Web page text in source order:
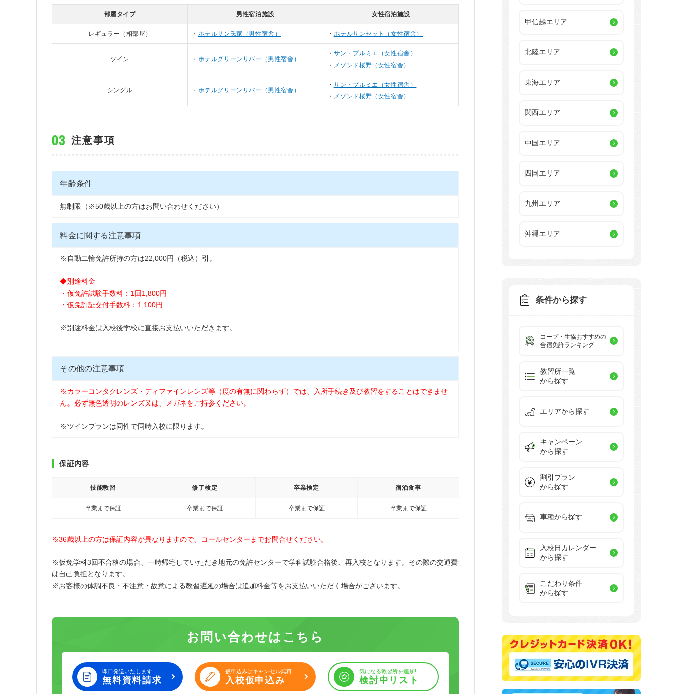
部屋タイプ 男性宿泊施設 女性宿泊施設
レギュラー（相部屋） ホテルサン氏家（男性宿舎） ホテルサンセット（女性宿舎）
ツイン ホテルグリーンリバー（男性宿舎）
サン・プルミエ（女性宿舎）
メゾンド桜野（女性宿舎）
シングル ホテルグリーンリバー（男性宿舎）
サン・プルミエ（女性宿舎）
メゾンド桜野（女性宿舎）
注意事項
年齢条件
無制限（※50歳以上の方はお問い合わせください）
料金に関する注意事項
※自動二輪免許所持の方は22,000円（税込）引。
◆別途料金
・仮免許試験手数料：1回1,800円
・仮免許証交付手数料：1,100円
※別途料金は入校後学校に直接お支払いいただきます。
その他の注意事項
※カラーコンタクレンズ・ディファインレンズ等（度の有無に関わらず）では、入所手続き及び教習をすることはできませ
ん。必ず無色透明のレンズ又は、メガネをご持参ください。
※ツインプランは同性で同時入校に限ります。
保証内容
技能教習
卒業まで保証
修了検定
卒業まで保証
卒業検定
卒業まで保証
宿泊食事
卒業まで保証
※36歳以上の方は保証内容が異なりますので、コールセンターまでお問合せください。
※仮免学科3回不合格の場合、一時帰宅していただき地元の免許センターで学科試験合格後、再入校となります。その際の交通費
は自己負担となります。
※お客様の体調不良・不注意・故意による教習遅延の場合は追加料金等をお支払いいただく場合がございます。
お問い合わせはこちら
即日発送いたします!
無料資料請求
仮申込みはキャンセル無料
入校仮申込み
気になる教習所を追加!
検討中リスト
甲信越エリア
北陸エリア
東海エリア
関西エリア
中国エリア
四国エリア
九州エリア
沖縄エリア
条件から探す
コープ・生協おすすめの
合宿免許ランキング
教習所一覧
から探す
エリアから探す
キャンペーン
から探す
割引プラン
から探す
車種から探す
入校日カレンダー
から探す
こだわり条件
から探す